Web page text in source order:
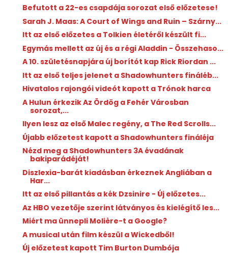
Befutott a 22-es csapdája sorozat első előzetese!
Sarah J. Maas: A ​Court of Wings and Ruin – Szárny...
Itt az első előzetes a Tolkien életéről készült fi...
Egymás mellett az új és a régi Aladdin - Összehaso...
A 10. születésnapjára új borítót kap Rick Riordan ...
Itt az első teljes jelenet a Shadowhunters fináléb...
Hivatalos rajongói videót kapott a Trónok harca
A Hulun érkezik Az Ördög a Fehér Városban
sorozat,...
Ilyen lesz az első Malec regény, a The Red Scrolls...
Újabb előzetest kapott a Shadowhunters fináléja
Nézd meg a Shadowhunters 3A évadának
bakiparádéját!
Diszlexia-barát kiadásban érkeznek Angliában a
Har...
Itt az első pillantás a kék Dzsinire - Új előzetes...
Az HBO vezetője szerint látványos és kielégítő les...
Miért ma ünnepli Molière-t a Google?
A musical után film készül a Wickedből!
Új előzetest kapott Tim Burton Dumbója